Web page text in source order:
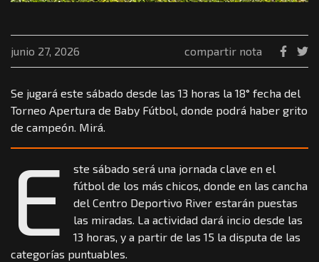
junio 27, 2026 compartir nota
Se jugará este sábado desde las 13 horas la 18° fecha del
Torneo Apertura de Baby Fútbol, donde podrá haber grito
de campeón. Mirá.
E
ste sábado será una jornada clave en el
fútbol de los más chicos, donde en las cancha
del Centro Deportivo River estarán puestas
las miradas. La actividad dará incio desde las
13 horas, y a partir de las 15 la disputa de las
categorías puntuables.